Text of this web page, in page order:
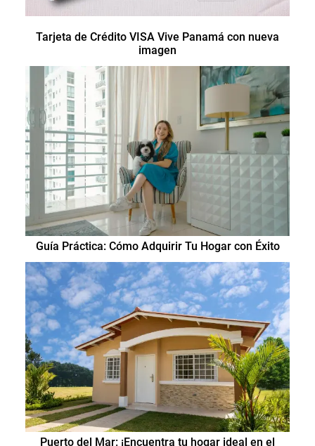
Tarjeta de Crédito VISA Vive Panamá con nueva
imagen
Guía Práctica: Cómo Adquirir Tu Hogar con Éxito
Puerto del Mar: ¡Encuentra tu hogar ideal en el